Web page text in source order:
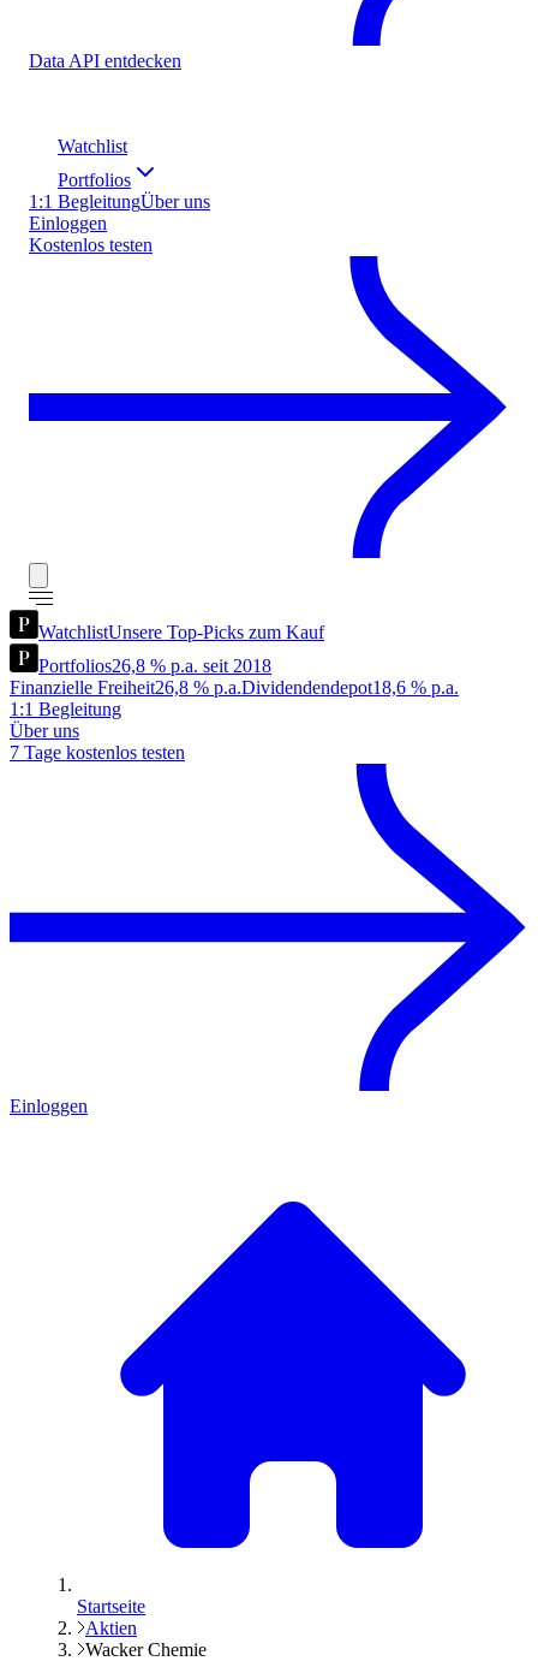
Data API entdecken
Watchlist
Portfolios
1:1 BegleitungÜber uns
Einloggen
Kostenlos testen
WatchlistUnsere Top-Picks zum Kauf
Portfolios26,8 % p.a. seit 2018
Finanzielle Freiheit26,8 % p.a.Dividendendepot18,6 % p.a.
1:1 Begleitung
Über uns
7 Tage kostenlos testen
Einloggen
Startseite
Aktien
Wacker Chemie